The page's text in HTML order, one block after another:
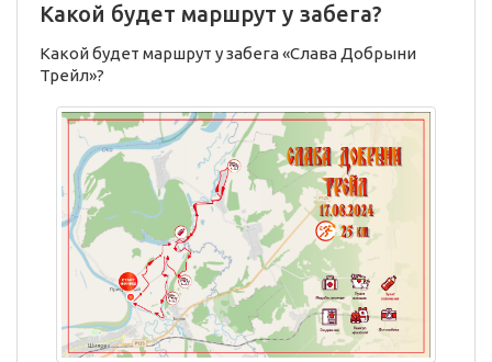
Какой будет маршрут у забега?
Какой будет маршрут у забега «Слава Добрыни
Трейл»?